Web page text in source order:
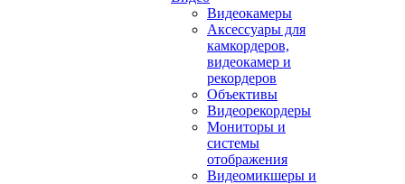
Видеокамеры
Аксессуары для
камкордеров,
видеокамер и
рекордеров
Объективы
Видеорекордеры
Мониторы и
системы
отображения
Видеомикшеры и